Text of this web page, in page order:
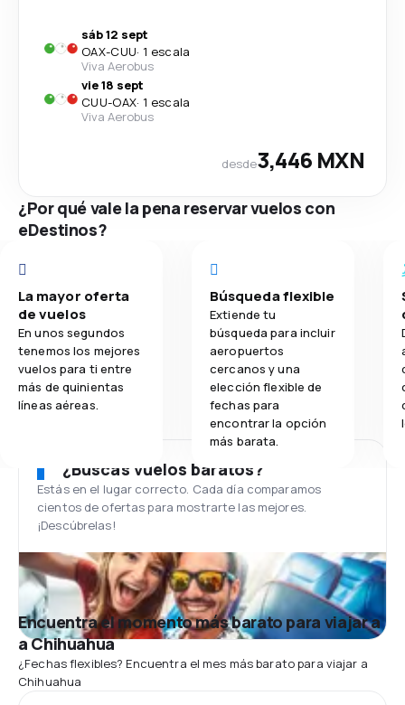
sáb 12 sept
OAX-CUU· 1 escala
Viva Aerobus
vie 18 sept
CUU-OAX· 1 escala
Viva Aerobus
desde3,446 MXN
¿Por qué vale la pena reservar vuelos con
eDestinos?
La mayor oferta
de vuelos
En unos segundos
tenemos los mejores
vuelos para ti entre
más de quinientas
líneas aéreas.
Búsqueda flexible
Extiende tu
búsqueda para incluir
aeropuertos
cercanos y una
elección flexible de
fechas para
encontrar la opción
más barata.
¿Buscas vuelos baratos?
Estás en el lugar correcto. Cada día comparamos
cientos de ofertas para mostrarte las mejores.
¡Descúbrelas!
Encuentra el momento más barato para viajar a
a Chihuahua
¿Fechas flexibles? Encuentra el mes más barato para viajar a
Chihuahua